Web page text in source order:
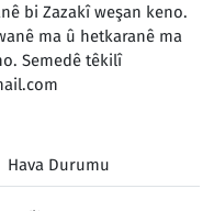
bi Zazakî weşan keno.
ma û hetkaranê ma
Semedê têkilî
Hava Durumu